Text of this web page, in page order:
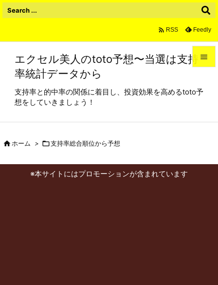
エクセル美人のtoto予想〜当選は支持
率統計データから
支持率と的中率の関係に着目し、投資効果を高めるtoto予
想をしていきましょう！

メニュ
次へ
 RSS Feedly
ホーム > 支持率総合順位から予想
※本サイトにはプロモーションが含まれています